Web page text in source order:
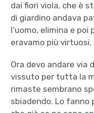
dai fiori viola, che è
di giardino andava
l’uomo, elimina e
eravamo più virtuosi.
Ora devo andare via
vissuto per tutta la
rimaste sembrano
sbiadendo. Lo fanno